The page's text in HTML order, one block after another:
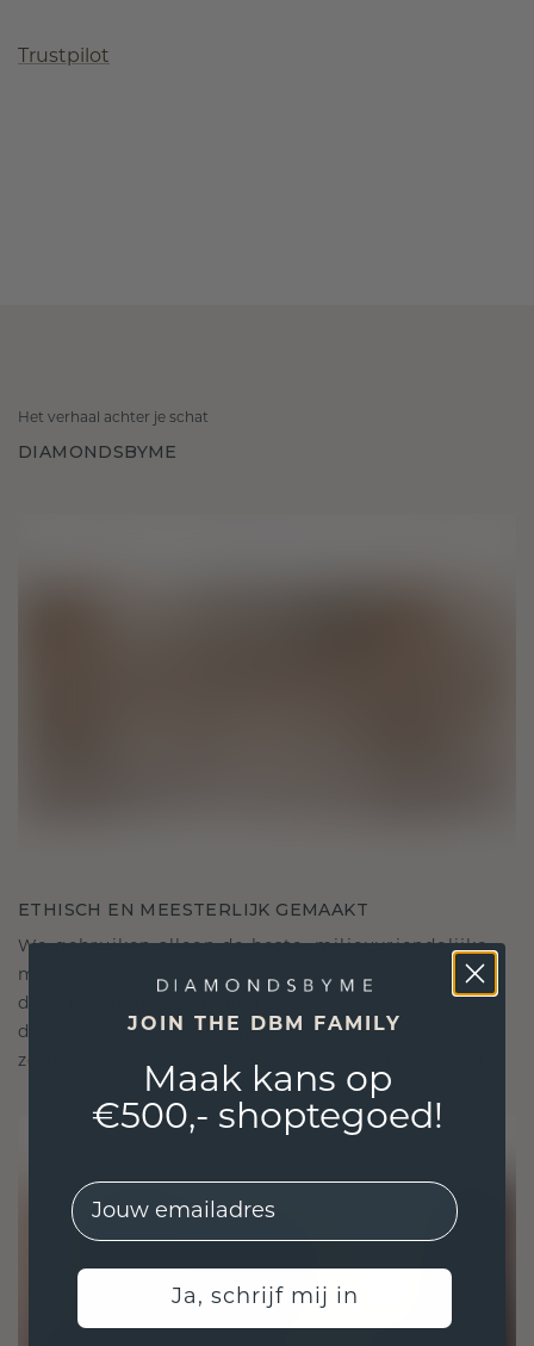
Trustpilot
Het verhaal achter je schat
DIAMONDSBYME
ETHISCH EN MEESTERLIJK GEMAAKT
We gebruiken alleen de beste, milieuvriendelijke
materialen en lab-grown diamanten. Onze
deskundige goudsmeden combineren
duurzaamheid met ongeëvenaard vakmanschap,
zodat je sieraden zowel ethisch als prachtig zijn.
JOIN THE DBM FAMILY
Maak kans op
€500,- shoptegoed!
EMail
Ja, schrijf mij in